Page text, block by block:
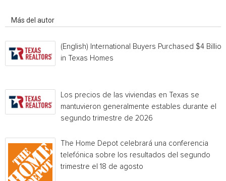
Más del autor
(English) International Buyers Purchased $4 Billion
in Texas Homes
Los precios de las viviendas en Texas se
mantuvieron generalmente estables durante el
segundo trimestre de 2026
The Home Depot celebrará una conferencia
telefónica sobre los resultados del segundo
trimestre el 18 de agosto